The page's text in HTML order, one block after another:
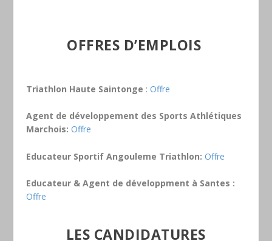
OFFRES D’EMPLOIS
Triathlon Haute Saintonge : Offre
Agent de développement des Sports Athlétiques
Marchois: Offre
Educateur Sportif Angouleme Triathlon: Offre
Educateur & Agent de développment à Santes :
Offre
LES CANDIDATURES